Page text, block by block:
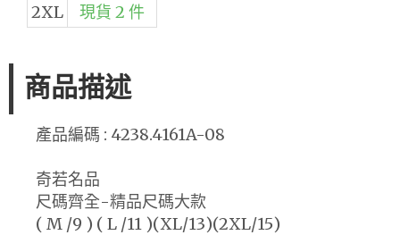
2XL
現貨 2 件
商品描述
產品編碼 : 4238.4161A-08
奇若名品
尺碼齊全-精品尺碼大款
( M /9 ) ( L /11 )(XL/13)(2XL/15)